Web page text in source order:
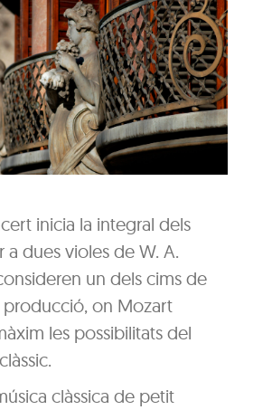
inicia la integral dels
a dues violes de W. A.
un dels cims de
producció, on Mozart
les possibilitats del
clàssica de petit